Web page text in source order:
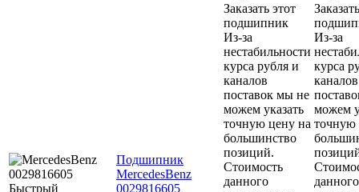
Быстрый
Подшипник
MercedesBenz
0029816605
Заказать этот
подшипник
Из-за
нестабильности
курса рубля и
каналов
поставок мы не
можем указать
точную цену на
большинство
позиций.
Стоимость
данного
Из-за
курса
каналов
можем
точную
данного